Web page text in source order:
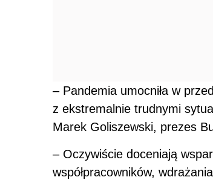
– Pandemia umocniła w
z ekstremalnie trudnymi
Marek Goliszewski, prezes
– Oczywiście doceniają
współpracowników,